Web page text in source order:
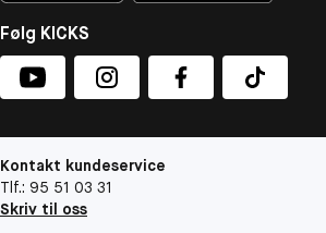
Følg KICKS
Kontakt kundeservice
Tlf.: 95 51 03 31
Skriv til oss